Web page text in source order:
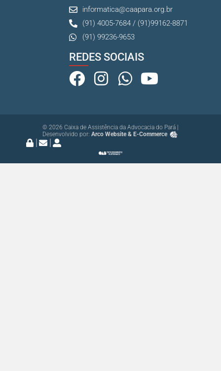
informatica@caapara.org.br
(91) 4005-7684 / (91)99162-8871
(91) 99236-9653
REDES SOCIAIS
© 2026 Caixa de Assistência da Advocacia do Pará |
Desenvolvido por: Arco Website & E-Commerce